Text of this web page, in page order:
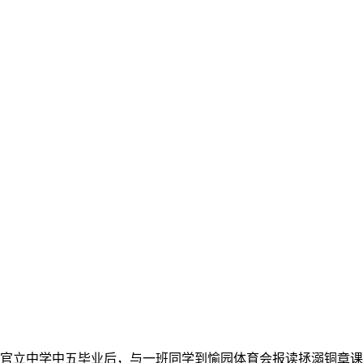
立中学中五毕业后，与一班同学到愉园体育会报读拯溺铜章